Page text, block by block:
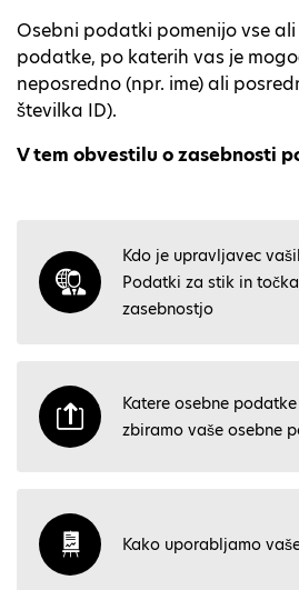
Osebni podatki pomenijo vse
podatke, po katerih vas je
neposredno (npr. ime) ali
številka ID).
V tem obvestilu o zasebnosti
Kdo je upravljavec
Podatki za stik in
zasebnostjo
Katere osebne
zbiramo vaše osebne
Kako uporabljamo